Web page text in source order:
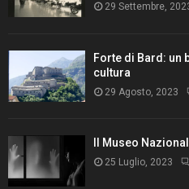
29 Settembre,
Forte di Bard: un
cultura
29 Agosto, 2023
Il Museo
25 Luglio, 2023